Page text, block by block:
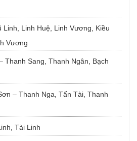
Linh, Linh Huệ, Linh Vương, Kiều
Vương
Thanh Sang, Thanh Ngân, Bạch
– Thanh Nga, Tấn Tài, Thanh
Tài Linh